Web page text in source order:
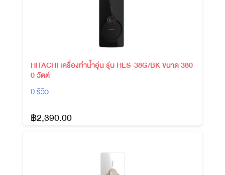
HITACHI เครื่องทำน้ำอุ่น รุ่น HES-38G/BK ขนาด 380
0 วัตต์
0 รีวิว
฿2,390.00